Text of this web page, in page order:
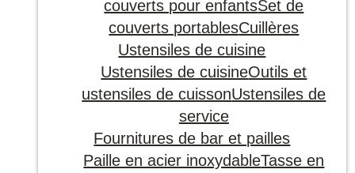
KO
couverts pour enfantsSet de
couverts portablesCuillères
Ustensiles de cuisine
Ustensiles de cuisineOutils et
ustensiles de cuissonUstensiles de
service
Fournitures de bar et pailles
Paille en acier inoxydableTasse en